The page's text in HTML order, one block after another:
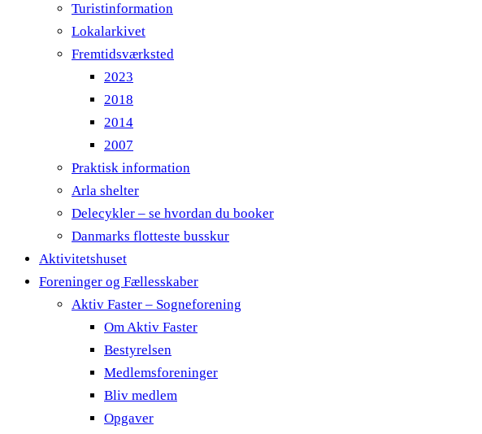
Turistinformation
Lokalarkivet
Fremtidsværksted
2023
2018
2014
2007
Praktisk information
Arla shelter
Delecykler – se hvordan du booker
Danmarks flotteste busskur
Aktivitetshuset
Foreninger og Fællesskaber
Aktiv Faster – Sogneforening
Om Aktiv Faster
Bestyrelsen
Medlemsforeninger
Bliv medlem
Opgaver